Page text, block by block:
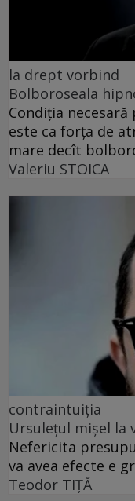
la drept vorbind
Bolboroseala
Condiția
este ca forța de
mare decît
Valeriu STOICA
contraintuiția
Ursulețul mișel la
Nefericita
va avea efecte e
Teodor TIŢĂ